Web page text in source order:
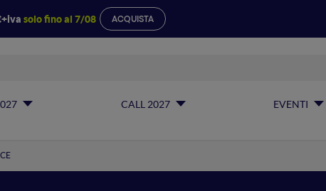
solo fino al 7/08 ACQUISTA
CALL 2027 EVENTI